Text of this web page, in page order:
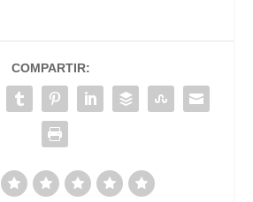
COMPARTIR: